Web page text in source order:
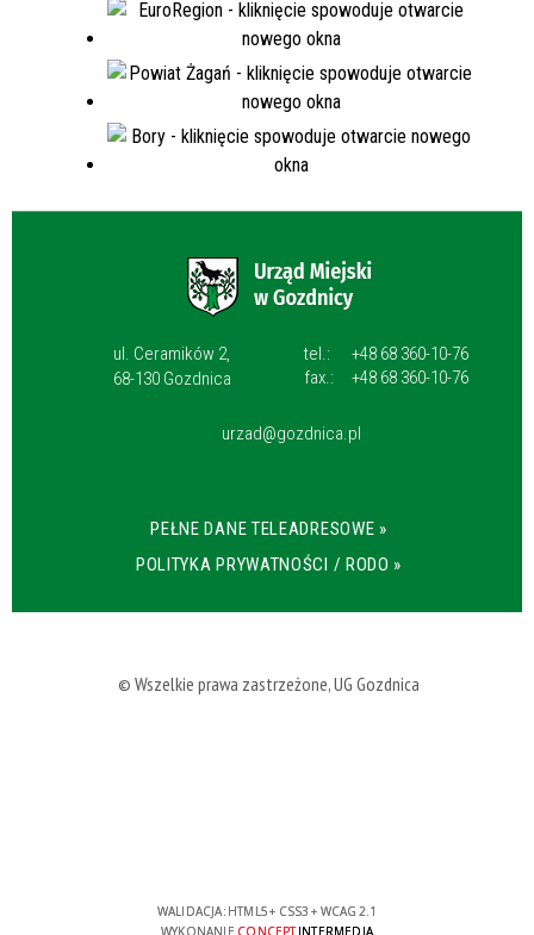
ul. Ceramików 2,
68-130 Gozdnica
tel.:
+48 68 360-10-76
fax.:
+48 68 360-10-76
urzad@gozdnica.pl
PEŁNE DANE TELEADRESOWE »
POLITYKA PRYWATNOŚCI / RODO »
© Wszelkie prawa zastrzeżone, UG Gozdnica
WALIDACJA: HTML5+ CSS3 + WCAG 2.1